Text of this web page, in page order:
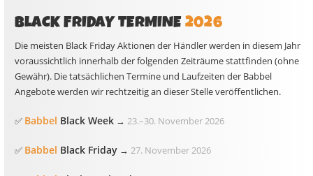
BLACK FRIDAY TERMINE2026
Die meisten Black Friday Aktionen der Händler werden in diesem Jahr
voraussichtlich innerhalb der folgenden Zeiträume stattfinden (ohne
Gewähr). Die tatsächlichen Termine und Laufzeiten der Babbel
Angebote werden wir rechtzeitig an dieser Stelle veröffentlichen.
✅ Babbel Black Week → 23.–30. November 2026
✅ Babbel Black Friday → 27. November 2026